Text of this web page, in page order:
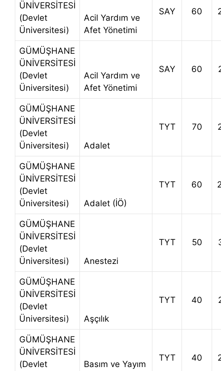
ÜNİVERSİTESİ
(Devlet
Üniversitesi)
Acil Yardım ve
Afet Yönetimi
SAY 60
GÜMÜŞHANE
ÜNİVERSİTESİ
(Devlet
Üniversitesi)
Acil Yardım ve
Afet Yönetimi
SAY 60
GÜMÜŞHANE
ÜNİVERSİTESİ
(Devlet
Üniversitesi)
Adalet
TYT 70
GÜMÜŞHANE
ÜNİVERSİTESİ
(Devlet
Üniversitesi)
Adalet (İÖ)
TYT 60
GÜMÜŞHANE
ÜNİVERSİTESİ
(Devlet
Üniversitesi)
Anestezi
TYT 50
GÜMÜŞHANE
ÜNİVERSİTESİ
(Devlet
Üniversitesi)
Aşçılık
TYT 40
GÜMÜŞHANE
ÜNİVERSİTESİ
(Devlet
Basım ve Yayım
TYT 40